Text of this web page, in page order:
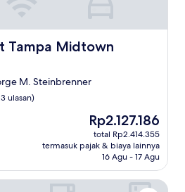
Tampa Midtown
Midtown
M. Steinbrenner
ulasan)
Harga
sekarang
Rp2.127.186
Rp2.127.186
total Rp2.414.355
termasuk pajak & biaya lainnya
16 Agu - 17 Agu